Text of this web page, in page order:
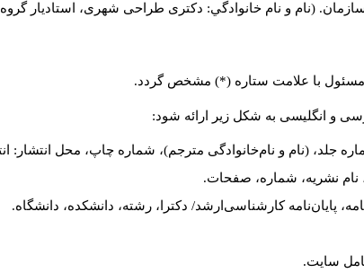
(نام و نام خانوادگي: دکتری طراحی شهری، استادیار گروه
مسئول با علامت ستاره (*) مشخص گردد.
و انگلیسی به شکل زیر ارائه شود:
جلد، (نام و نام‌خانوادگی مترجم)، شماره چاپ، محل انتشار:
نام نشریه، شماره، صفحات.
پایان‌نامه کارشناسی‌ارشد/ دکترا، رشته، دانشکده، دانشگاه.
سایت.